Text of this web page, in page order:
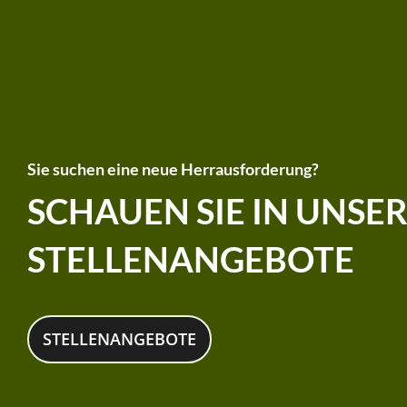
Sie suchen eine neue Herrausforderung?
SCHAUEN SIE IN
STELLENANGEBOTE
STELLENANGEBOTE